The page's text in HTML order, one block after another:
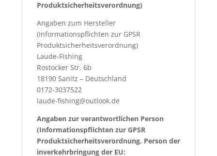
Produktsicherheitsverordnung)
Angaben zum Hersteller
(Informationspflichten zur GPSR
Produktsicherheitsverordnung)
Laude-Fishing
Rostocker Str. 6b
18190 Sanitz – Deutschland
0172-3037522
laude-fishing@outlook.de
Angaben zur verantwortlichen Person
(Informationspflichten zur GPSR
Produktsicherheitsverordnung. Person der
inverkehrbringung der EU: